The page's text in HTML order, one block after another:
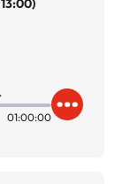
13:00)
01:00:00